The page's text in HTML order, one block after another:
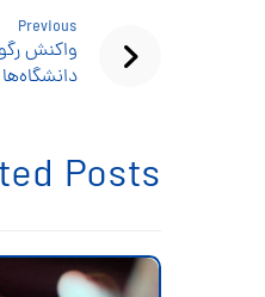
Previous
واکنش
Posts ...